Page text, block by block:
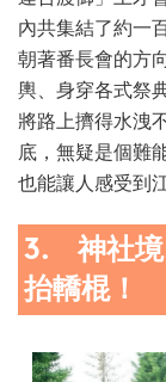
內共集結了約一
朝著番長會的方
輿、身穿各式祭
將路上擠得水洩
底，無疑是個難
也能讓人感受到
3. 神社境
抬轎棍！